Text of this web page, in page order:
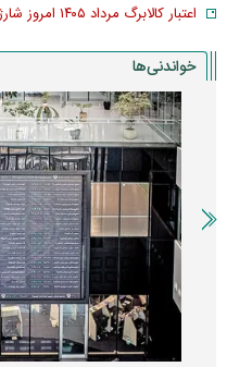
اعتبار کالابرگ مرداد ۱۴۰۵ امروز شارژ شد
خواندنی‌ها